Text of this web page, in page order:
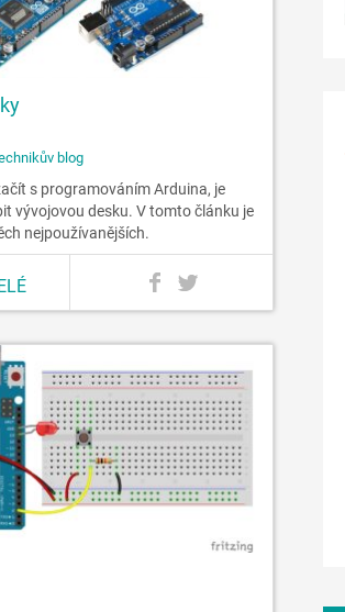
blog
s programováním Arduina, je
vývojovou desku. V tomto článku je
nejpoužívanějších.